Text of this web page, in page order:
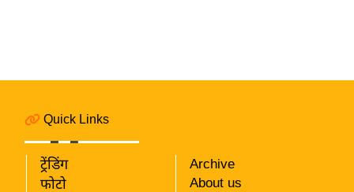
स
चु
ना
Quick Links
ट्रेंडिंग
फोटो
Archive
About us